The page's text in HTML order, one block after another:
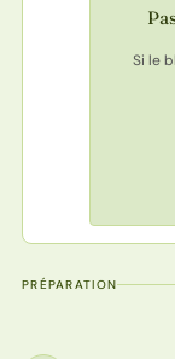
Si le
PRÉPARATION